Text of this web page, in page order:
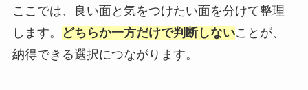
ここでは、良い面と気をつけたい面を分けて整理
します。
どちらか一方だけで判断しないことが、
納得できる選択につながります。